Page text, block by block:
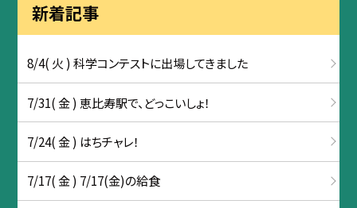
新着記事
8/4( 火 ) 科学コンテストに出場してきました
7/31( 金 ) 恵比寿駅で、どっこいしょ！
7/24( 金 ) はちチャレ！
7/17( 金 ) 7/17(金)の給食